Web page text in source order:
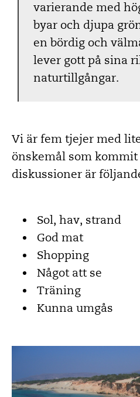
varierande med
byar och djupa
en bördig och
lever gott på sina
naturtillgångar.
Vi är fem tjejer med
önskemål som
diskussioner är
Sol, hav, strand
God mat
Shopping
Något att se
Träning
Kunna umgås